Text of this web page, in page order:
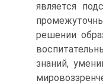
является
решении
знаний,